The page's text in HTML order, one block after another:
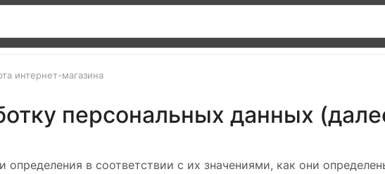
интернет-магазина
персональных данных
определения в соответствии с их значениями, как они